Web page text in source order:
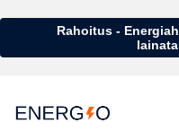
Rahoitus -